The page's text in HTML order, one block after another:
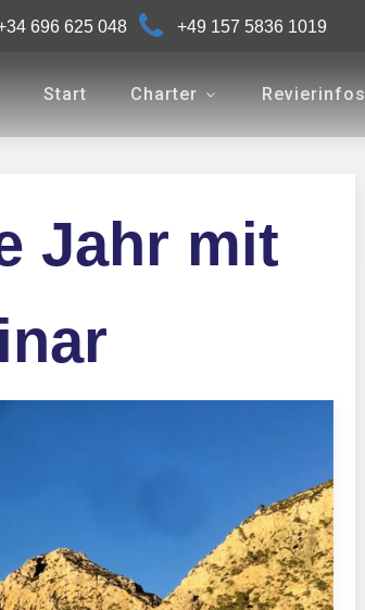
696 625 048 +49 157 5836 1019
Start Charter Revierinfos
Jahr mit